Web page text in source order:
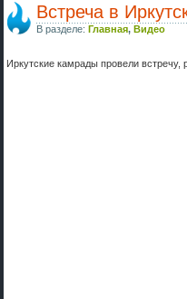
Встреча в
В разделе: Главная, Видео
Иркутские камрады провели